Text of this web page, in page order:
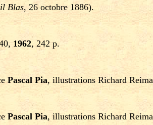
Blas, 26 octobre 1886).
1962, 242 p.
Pascal Pia, illustrations Richard
Pascal Pia, illustrations Richard